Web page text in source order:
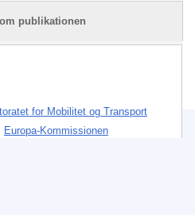
publikationen
for Mobilitet og Transport
Europa-Kommissionen
Publikationskontor